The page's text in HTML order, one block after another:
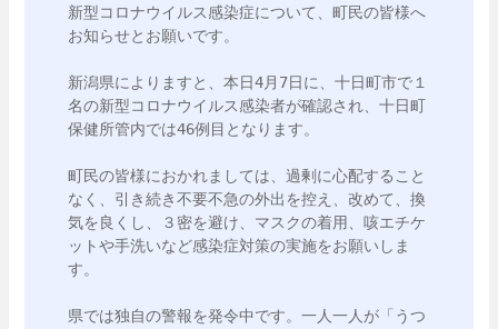
新型コロナウイルス感染症について、町民の皆様へ
お知らせとお願いです。
新潟県によりますと、本日4月7日に、十日町市で１
名の新型コロナウイルス感染者が確認され、十日町
保健所管内では46例目となります。
町民の皆様におかれましては、過剰に心配すること
なく、引き続き不要不急の外出を控え、改めて、換
気を良くし、３密を避け、マスクの着用、咳エチケ
ットや手洗いなど感染症対策の実施をお願いしま
す。
県では独自の警報を発令中です。一人一人が「うつ